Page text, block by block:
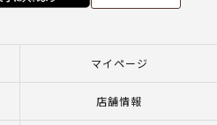
マイページ
店舗情報